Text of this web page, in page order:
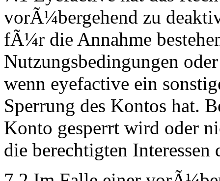
vorÃ¼bergehend zu
fÃ¼r die Annahme
Nutzungsbedingungen
wenn eyefactive ein
Sperrung des Kontos hat.
Konto gesperrt wird oder
die berechtigten Interessen